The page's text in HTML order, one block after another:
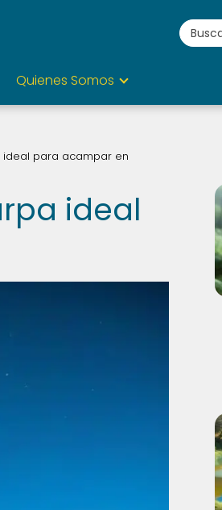
Quienes Somos
ideal para acampar en
ideal